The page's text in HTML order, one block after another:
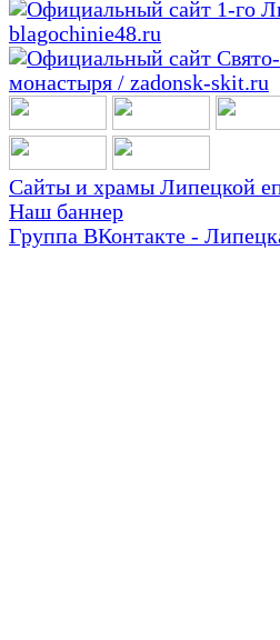
Сайты и храмы Липецкой
Наш баннер
Группа ВКонтакте -